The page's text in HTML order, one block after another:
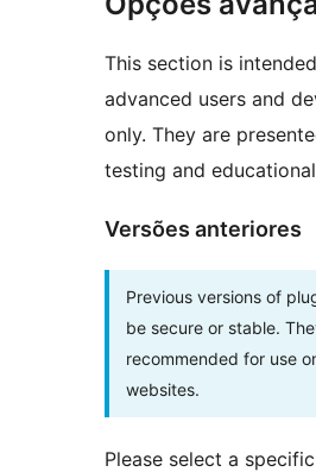
This section is
advanced users and
only. They are
testing and
Versões anteriores
Previous versions of
be secure or stable.
recommended for use
websites.
Please select a